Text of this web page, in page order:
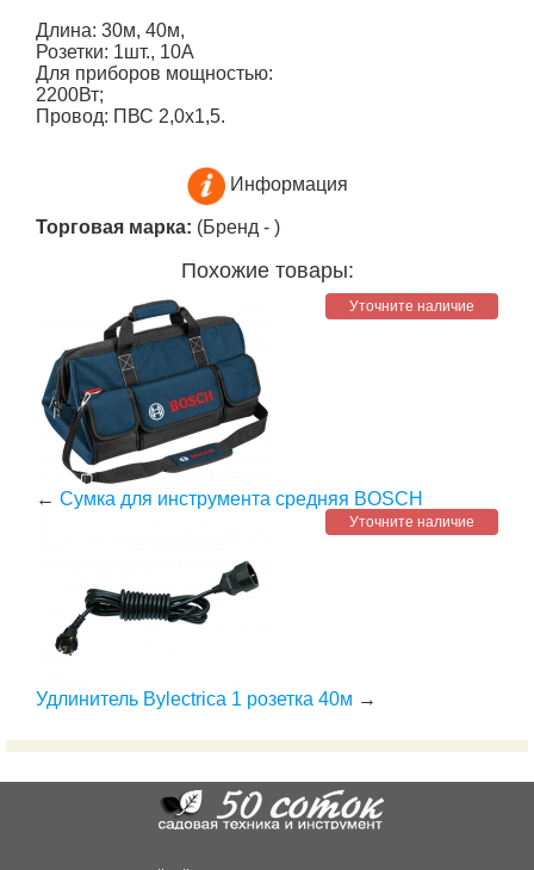
Длина: 30м, 40м,
Розетки: 1шт., 10А
Для приборов мощностью:
2200Вт;
Провод: ПВС 2,0х1,5.
Информация
Торговая марка: (Бренд - )
Похожие товары:
Уточните наличие
← Сумка для инструмента средняя BOSCH
Уточните наличие
Удлинитель Bylectrica 1 розетка 40м →